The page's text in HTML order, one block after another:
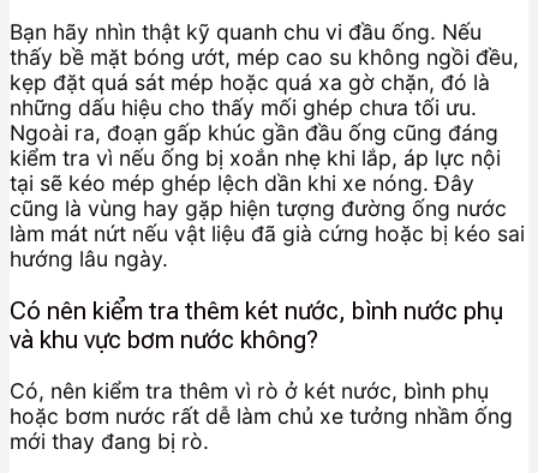
Bạn hãy nhìn thật kỹ quanh chu vi đầu ống. Nếu
thấy bề mặt bóng ướt, mép cao su không ngồi đều,
kẹp đặt quá sát mép hoặc quá xa gờ chặn, đó là
những dấu hiệu cho thấy mối ghép chưa tối ưu.
Ngoài ra, đoạn gấp khúc gần đầu ống cũng đáng
kiểm tra vì nếu ống bị xoắn nhẹ khi lắp, áp lực nội
tại sẽ kéo mép ghép lệch dần khi xe nóng. Đây
cũng là vùng hay gặp hiện tượng đường ống nước
làm mát nứt nếu vật liệu đã già cứng hoặc bị kéo sai
hướng lâu ngày.
Có nên kiểm tra thêm két nước, bình nước phụ
và khu vực bơm nước không?
Có, nên kiểm tra thêm vì rò ở két nước, bình phụ
hoặc bơm nước rất dễ làm chủ xe tưởng nhầm ống
mới thay đang bị rò.